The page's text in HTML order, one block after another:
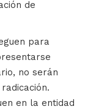
de
para
no serán
en la entidad